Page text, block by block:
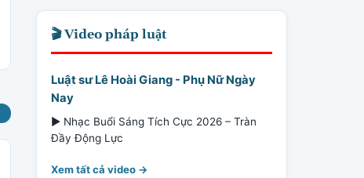
🎬 Video pháp luật
Luật sư Lê Hoài Giang - Phụ Nữ Ngày
Nay
▶ Nhạc Buổi Sáng Tích Cực 2026 – Tràn
Đầy Động Lực
Xem tất cả video →